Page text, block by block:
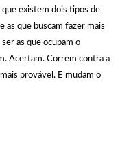
existem dois tipos de
as que buscam fazer mais
as que ocupam o
Acertam. Correm contra a
provável. E mudam o